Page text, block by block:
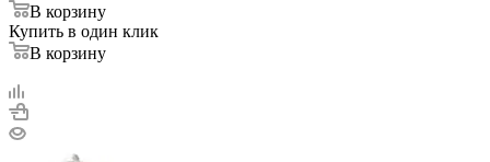
В корзину
Купить в один клик
В корзину